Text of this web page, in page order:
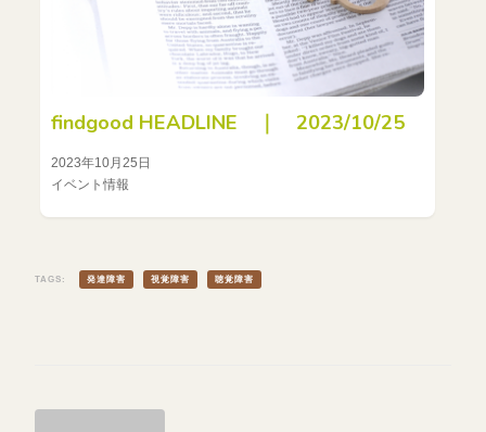
findgood HEADLINE ｜ 2023/10/25
2023年10月25日
イベント情報
TAGS: 発達障害 視覚障害 聴覚障害